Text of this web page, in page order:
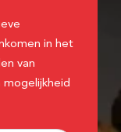
in het
van
mogelijkheid